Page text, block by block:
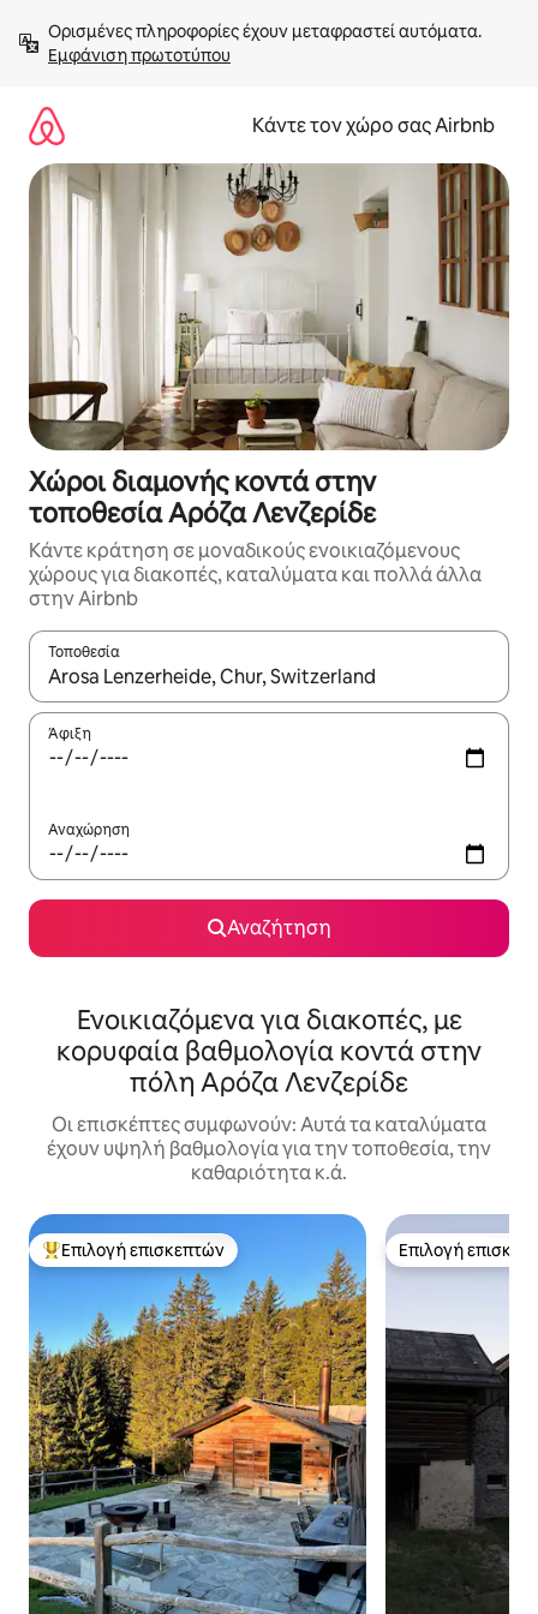
στο
περιεχόμενοΕμφάνιση πρωτοτύπου
Κάντε τον χώρο σας Airbnb
Χώροι διαμονής κοντά στην
τοποθεσία Αρόζα Λενζερίδε
Κάντε κράτηση σε μοναδικούς ενοικιαζόμενους
χώρους για διακοπές, καταλύματα και πολλά άλλα
στην Airbnb
Τοποθεσία
Όταν τα αποτελέσματα είναι διαθέσιμα, μπορείτε να
Άφιξη
Αναχώρηση
Αναζήτηση
Ενοικιαζόμενα για διακοπές, με
κορυφαία βαθμολογία κοντά στην
πόλη Αρόζα Λενζερίδε
Οι επισκέπτες συμφωνούν: Αυτά τα καταλύματα
έχουν υψηλή βαθμολογία για την τοποθεσία, την
καθαριότητα κ.ά.
Κορυφαία επιλογή επισκεπτών
Επιλογή επισκεπτών Επιλογή
Επιλογή